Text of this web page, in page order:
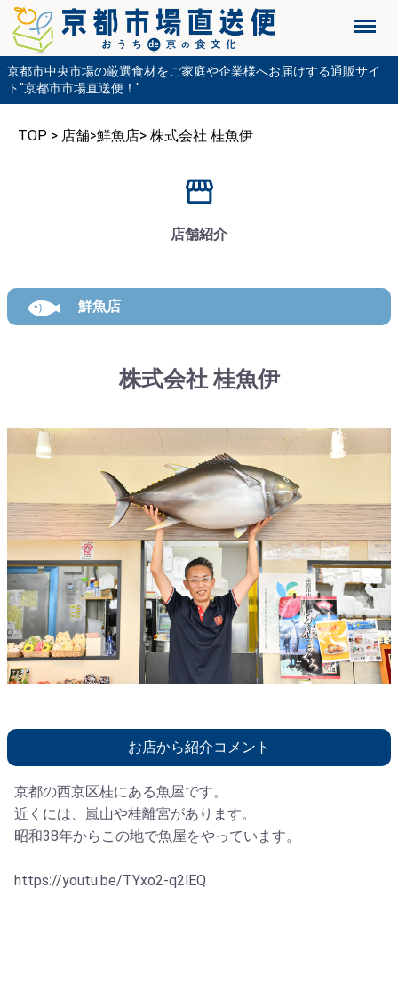
Menu
京都市中央市場の厳選食材をご家庭や企業様へお届けする通販サイ
ト"京都市市場直送便！"
TOP > 店舗>鮮魚店> 株式会社 桂魚伊
店舗紹介
鮮魚店
株式会社 桂魚伊
お店から紹介コメント
京都の西京区桂にある魚屋です。
近くには、嵐山や桂離宮があります。
昭和38年からこの地で魚屋をやっています。
https://youtu.be/TYxo2-q2lEQ